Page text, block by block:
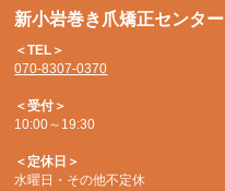
新小岩巻き爪矯正センター
＜TEL＞
070-8307-0370
＜受付＞
10:00～19:30
＜定休日＞
水曜日・その他不定休